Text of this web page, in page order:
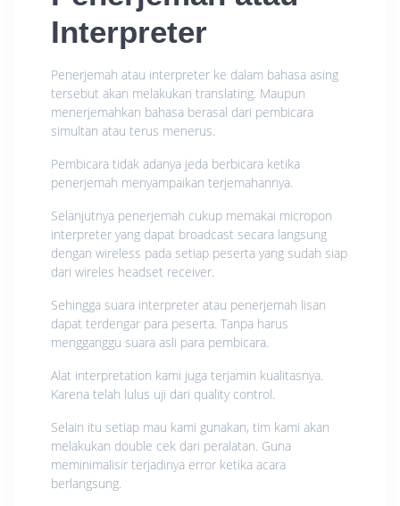
Interpreter
Penerjemah atau interpreter ke dalam bahasa asing
tersebut akan melakukan translating. Maupun
menerjemahkan bahasa berasal dari pembicara
simultan atau terus menerus.
Pembicara tidak adanya jeda berbicara ketika
penerjemah menyampaikan terjemahannya.
Selanjutnya penerjemah cukup memakai micropon
interpreter yang dapat broadcast secara langsung
dengan wireless pada setiap peserta yang sudah siap
dari wireles headset receiver.
Sehingga suara interpreter atau penerjemah lisan
dapat terdengar para peserta. Tanpa harus
mengganggu suara asli para pembicara.
Alat interpretation kami juga terjamin kualitasnya.
Karena telah lulus uji dari quality control.
Selain itu setiap mau kami gunakan, tim kami akan
melakukan double cek dari peralatan. Guna
meminimalisir terjadinya error ketika acara
berlangsung.